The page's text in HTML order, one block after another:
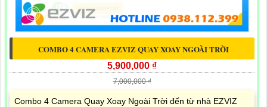
COMBO 4 CAMERA EZVIZ QUAY XOAY NGOÀI TRỜI
5,900,000 ₫
7,000,000 ₫
Combo 4 Camera Quay Xoay Ngoài Trời đến từ nhà EZVIZ